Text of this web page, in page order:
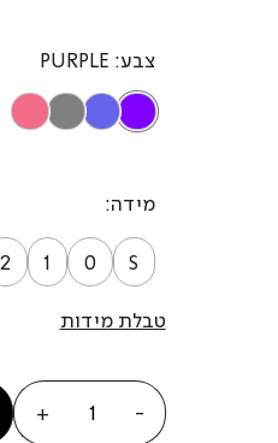
צבע PURPLE
PURPLE
LIGHT
BLUE
GREY
PINK
מידה
S
0
1
2
טבלת מידות